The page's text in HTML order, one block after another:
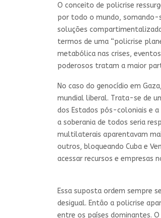
O conceito de policrise
por todo o mundo, somando-
soluções
termos de uma “policrise
metabólica nas crises,
poderosos tratam a maior
No caso do genocídio em
mundial liberal. Trata-se de
dos Estados pós-coloniais e
a soberania de todos seria
multilaterais aparentavam
outros, bloqueando Cuba e
acessar recursos e empresas
Essa suposta ordem sempre
desigual. Então a policrise
entre os países dominantes.